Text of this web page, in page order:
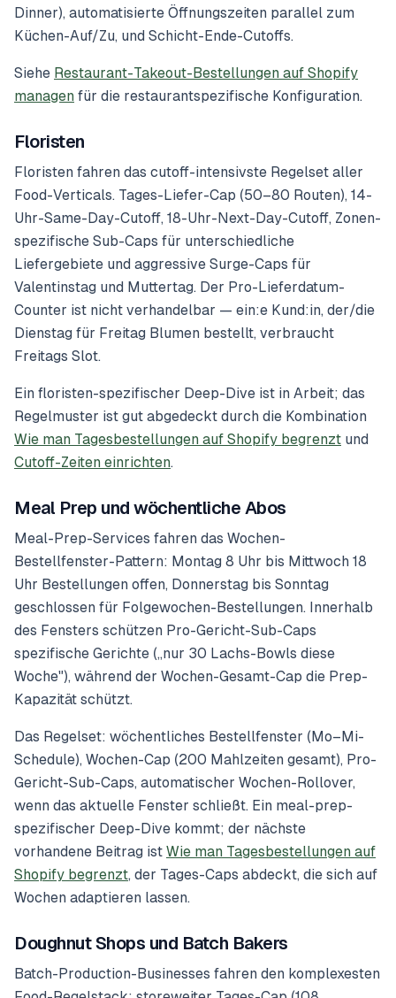
Dinner), automatisierte Öffnungszeiten parallel zum
Küchen-Auf/Zu, und Schicht-Ende-Cutoffs.
Siehe Restaurant-Takeout-Bestellungen auf Shopify
managen für die restaurantspezifische Konfiguration.
Floristen
Floristen fahren das cutoff-intensivste Regelset aller
Food-Verticals. Tages-Liefer-Cap (50–80 Routen), 14-
Uhr-Same-Day-Cutoff, 18-Uhr-Next-Day-Cutoff, Zonen-
spezifische Sub-Caps für unterschiedliche
Liefergebiete und aggressive Surge-Caps für
Valentinstag und Muttertag. Der Pro-Lieferdatum-
Counter ist nicht verhandelbar — ein:e Kund:in, der/die
Dienstag für Freitag Blumen bestellt, verbraucht
Freitags Slot.
Ein floristen-spezifischer Deep-Dive ist in Arbeit; das
Regelmuster ist gut abgedeckt durch die Kombination
Wie man Tagesbestellungen auf Shopify begrenzt und
Cutoff-Zeiten einrichten.
Meal Prep und wöchentliche Abos
Meal-Prep-Services fahren das Wochen-
Bestellfenster-Pattern: Montag 8 Uhr bis Mittwoch 18
Uhr Bestellungen offen, Donnerstag bis Sonntag
geschlossen für Folgewochen-Bestellungen. Innerhalb
des Fensters schützen Pro-Gericht-Sub-Caps
spezifische Gerichte („nur 30 Lachs-Bowls diese
Woche"), während der Wochen-Gesamt-Cap die Prep-
Kapazität schützt.
Das Regelset: wöchentliches Bestellfenster (Mo–Mi-
Schedule), Wochen-Cap (200 Mahlzeiten gesamt), Pro-
Gericht-Sub-Caps, automatischer Wochen-Rollover,
wenn das aktuelle Fenster schließt. Ein meal-prep-
spezifischer Deep-Dive kommt; der nächste
vorhandene Beitrag ist Wie man Tagesbestellungen auf
Shopify begrenzt, der Tages-Caps abdeckt, die sich auf
Wochen adaptieren lassen.
Doughnut Shops und Batch Bakers
Batch-Production-Businesses fahren den komplexesten